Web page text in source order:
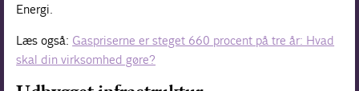
Energi.
Læs også: Gaspriserne er steget 660 procent på tre år: Hvad
skal din virksomhed gøre?